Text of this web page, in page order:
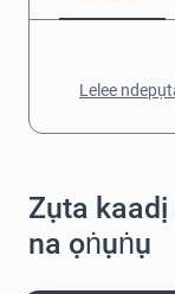
Lelee
Zụta
na ọṅụṅụ